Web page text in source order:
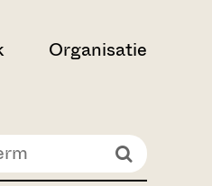
Organisatie